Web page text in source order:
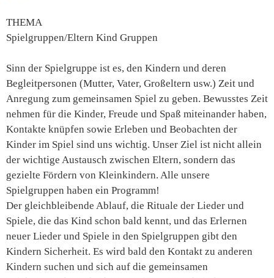
THEMA
Spielgruppen/Eltern Kind Gruppen
Sinn der Spielgruppe ist es, den Kindern und deren
Begleitpersonen (Mutter, Vater, Großeltern usw.) Zeit und
Anregung zum gemeinsamen Spiel zu geben. Bewusstes Zeit
nehmen für die Kinder, Freude und Spaß miteinander haben,
Kontakte knüpfen sowie Erleben und Beobachten der
Kinder im Spiel sind uns wichtig. Unser Ziel ist nicht allein
der wichtige Austausch zwischen Eltern, sondern das
gezielte Fördern von Kleinkindern. Alle unsere
Spielgruppen haben ein Programm!
Der gleichbleibende Ablauf, die Rituale der Lieder und
Spiele, die das Kind schon bald kennt, und das Erlernen
neuer Lieder und Spiele in den Spielgruppen gibt den
Kindern Sicherheit. Es wird bald den Kontakt zu anderen
Kindern suchen und sich auf die gemeinsamen